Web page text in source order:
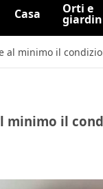
Casa Orti e
al minimo il
minimo il